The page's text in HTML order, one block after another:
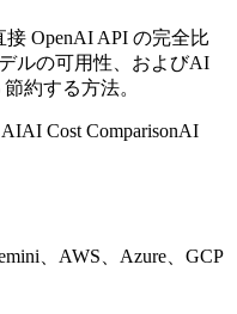
接 OpenAI API の完全比
ルの可用性、およびAI
約する方法。
AIAI Cost ComparisonAI
、AWS、Azure、GCP